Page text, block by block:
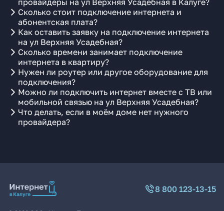
провайдеры на ул Верхняя Усадебная в Калуге?
Сколько стоит подключение интернета и
абонентская плата?
Как оставить заявку на подключение интернета
на ул Верхняя Усадебная?
Сколько времени занимает подключение
интернета в квартиру?
Нужен ли роутер или другое оборудование для
подключения?
Можно ли подключить интернет вместе с ТВ или
мобильной связью на ул Верхняя Усадебная?
Что делать, если в моём доме нет нужного
провайдера?
8 800 123-13-15